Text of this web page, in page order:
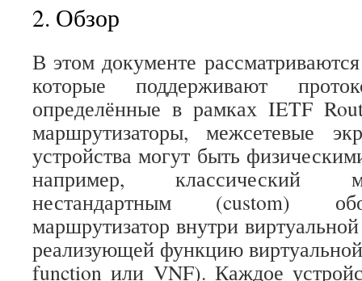
2. Обзор
В этом документе
которые поддерживают
определённые в рамках IETF
маршрутизаторы, межсетевые
устройства могут быть
например, классический
нестандартным (custom)
маршрутизатор внутри
реализующей функцию
function или VNF). Каждое